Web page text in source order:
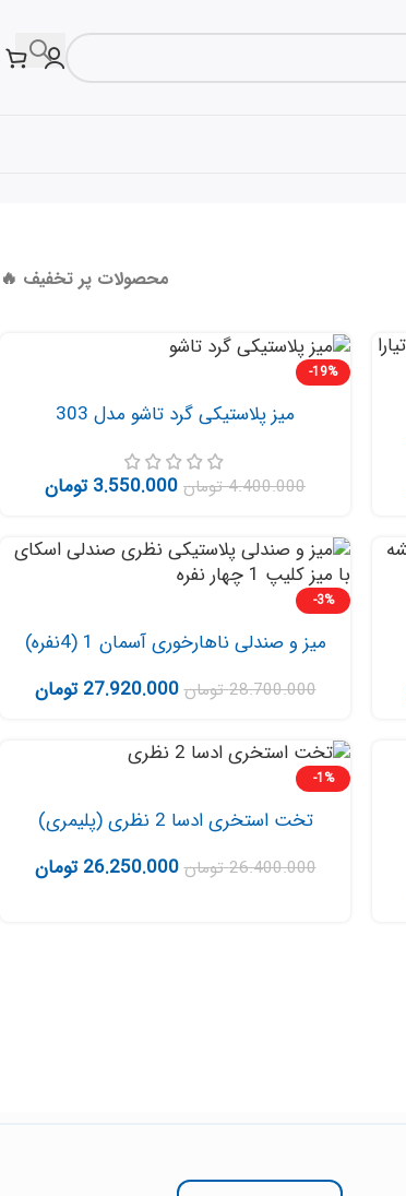
محصولات پر تخفیف 🔥
-19%
میز پلاستیکی گرد تاشو مدل 303
4.400.000 تومان 3.550.000 تومان
-3%
میز و صندلی ناهارخوری آسمان 1 (4نفره)
28.700.000 تومان 27.920.000 تومان
-1%
تخت استخری ادسا 2 نظری (پلیمری)
26.400.000 تومان 26.250.000 تومان